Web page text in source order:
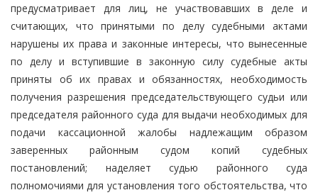
предусматривает для лиц, не участвовавших в деле и
считающих, что принятыми по делу судебными актами
нарушены их права и законные интересы, что вынесенные
по делу и вступившие в законную силу судебные акты
приняты об их правах и обязанностях, необходимость
получения разрешения председательствующего судьи или
председателя районного суда для выдачи необходимых для
подачи кассационной жалобы надлежащим образом
заверенных районным судом копий судебных
постановлений; наделяет судью районного суда
полномочиями для установления того обстоятельства, что